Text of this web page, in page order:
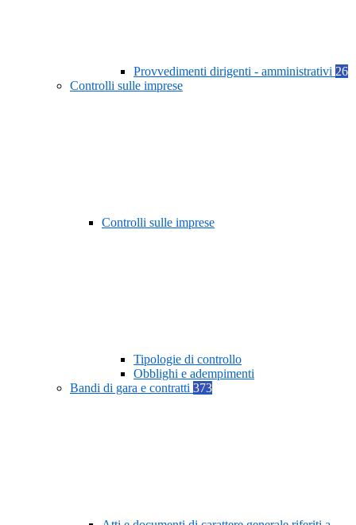
Provvedimenti dirigenti - amministrativi 26
Controlli sulle imprese
Controlli sulle imprese
Tipologie di controllo
Obblighi e adempimenti
Bandi di gara e contratti 373